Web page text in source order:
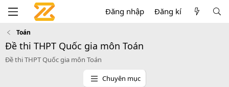
Đăng nhập Đăng kí
Toán
Đề thi THPT Quốc gia môn Toán
Đề thi THPT Quốc gia môn Toán
Chuyên mục